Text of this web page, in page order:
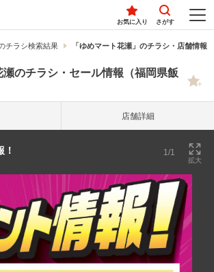
お気に入り さがす
チラシ検索結果 「ゆめマート花瀬」のチラシ・店舗情報
瀬のチラシ・セール情報（福岡県飯
店舗詳細
1/1
拡大